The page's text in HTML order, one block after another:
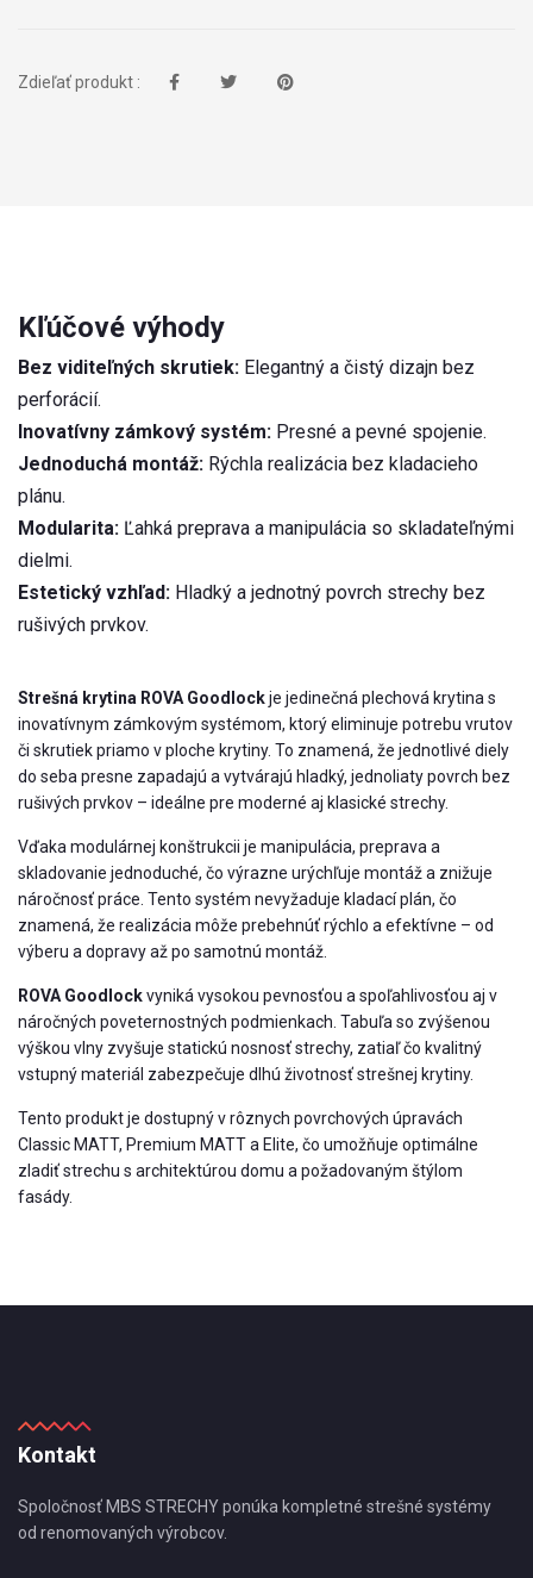
Zdieľať produkt :
Kľúčové výhody
Bez viditeľných skrutiek: Elegantný a čistý dizajn bez
perforácií.
Inovatívny zámkový systém: Presné a pevné spojenie.
Jednoduchá montáž: Rýchla realizácia bez kladacieho
plánu.
Modularita: Ľahká preprava a manipulácia so skladateľnými
dielmi.
Estetický vzhľad: Hladký a jednotný povrch strechy bez
rušivých prvkov.​
Strešná krytina ROVA Goodlockje jedinečná plechová krytina s
inovatívnym zámkovým systémom, ktorý eliminuje potrebu vrutov
či skrutiek priamo v ploche krytiny. To znamená, že jednotlivé diely
do seba presne zapadajú a vytvárajú hladký, jednoliaty povrch bez
rušivých prvkov – ideálne pre moderné aj klasické strechy.
Vďaka modulárnej konštrukcii je manipulácia, preprava a
skladovanie jednoduché, čo výrazne urýchľuje montáž a znižuje
náročnosť práce. Tento systém nevyžaduje kladací plán, čo
znamená, že realizácia môže prebehnúť rýchlo a efektívne – od
výberu a dopravy až po samotnú montáž.
ROVA Goodlockvyniká vysokou pevnosťou a spoľahlivosťou aj v
náročných poveternostných podmienkach. Tabuľa so zvýšenou
výškou vlny zvyšuje statickú nosnosť strechy, zatiaľ čo kvalitný
vstupný materiál zabezpečuje dlhú životnosť strešnej krytiny.
Tento produkt je dostupný v rôznych povrchových úpravách
Classic MATT, Premium MATT a Elite, čo umožňuje optimálne
zladiť strechu s architektúrou domu a požadovaným štýlom
fasády.
Kontakt
Spoločnosť MBS STRECHY ponúka kompletné strešné systémy
od renomovaných výrobcov.